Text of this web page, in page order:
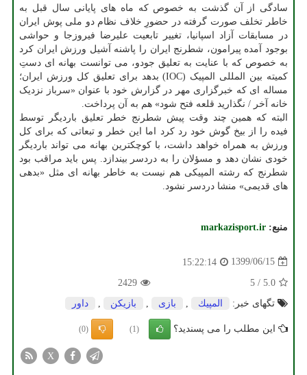
سادگی از آن گذشت به خصوص که ماه های پایانی سال قبل به
خاطر تخلف صورت گرفته در حضورِ خلاف نظام دو ملی پوش ایران
در مسابقات آزاد اسپانیا، تغییر تابعیت علیرضا فیروزجا و حواشی
بوجود آمده پیرامون، شطرنج ایران را پاشنه آشیل ورزش ایران کرد
به خصوص که با عنایت به تعلیق جودو، می توانست بهانه ای دستِ
کمیته بین المللی المپیک (IOC) بدهد برای تعلیق کل ورزش ایران؛
مساله ای که خبرگزاری مهر در گزارش خود با عنوان «سرباز نزدیک
خانه آخر / نگذارید قلعه فتح شود» هم به آن پرداخت.
البته که همین چند وقت پیش شطرنج خطر تعلیق باردیگر توسط
فیده را از بیخ گوش خود رد کرد اما این خطر و تبعاتی که برای کل
ورزش به همراه خواهد داشت، با کوچکترین بهانه می تواند باردیگر
خودی نشان دهد و مسؤلان را به دردسر بیندازد. پس باید مراقب بود
شطرنج که رشته المپیکی هم نیست به خاطر بهانه ای مثل «بدهی
های قدیمی» منشا دردسر نشود.
منبع: markazisport.ir
1399/06/15
15:22:14
5.0
/
5
2429
تگهای خبر:
المپیك بازی بازیكن داور
این مطلب را می پسندید؟ (1)
(0)
X